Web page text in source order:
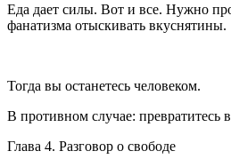
Еда дает силы. Вот и все. Нужно
фанатизма отыскивать вкуснятины.
Тогда вы останетесь человеком.
В противном случае: превратитесь
Глава 4. Разговор о свободе